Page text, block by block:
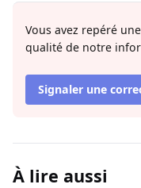
Vous avez repéré
qualité de notre
Signaler une
À lire aussi